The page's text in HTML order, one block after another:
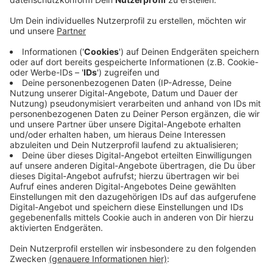
Veröffentlicht: Montag, 06.12.2021 05:51
Anzeige
Darin heißt es, dass Corona-Fälle, die zum Beispiel in
Gesundheits- und Pflegeeinrichtungen auftreten,
priorisiert untersucht werden sollen. Aktuell liegt die
Sieben-Tage-Inzidenz in Bonn bei 310,1 im Rhein-Sieg-
Kreis sind es 244,2.
DoS
Anzeige